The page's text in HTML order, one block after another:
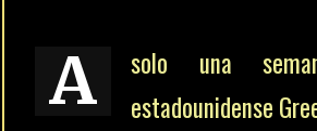
A solo una
estadounidense